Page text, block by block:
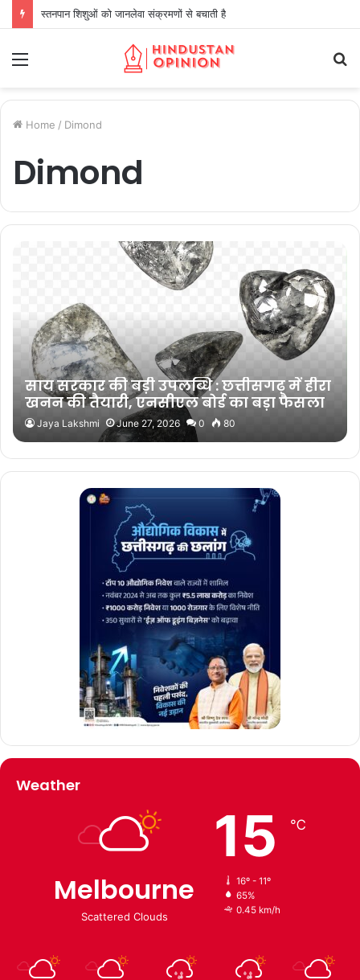
स्तनपान शिशुओं को जानलेवा संक्रमणों से बचाती है
Home / Dimond
Dimond
साय सरकार की बड़ी उपलब्धि : छत्तीसगढ़ में हीरा
खनन की तैयारी, एनसीएल बोर्ड का बड़ा फैसला
Jaya Lakshmi June 27, 2026 0 80
Weather
Melbourne
Scattered Clouds
15 ℃
16º - 11º
65%
0.45 km/h